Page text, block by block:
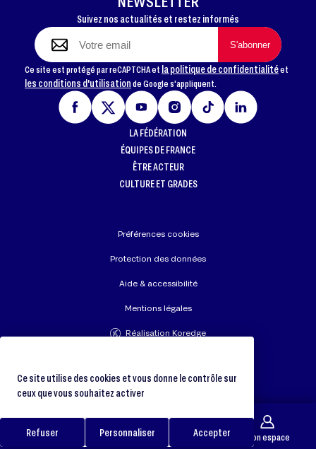
Galerie Trouver un club Boutique Mon espace
Suivez nos actualités et restez informés
Ce site est protégé par reCAPTCHA et la politique de confidentialitéet
les conditions d'utilisationde Google s'appliquent.
LA FÉDÉRATION
ÉQUIPES DE FRANCE
ÊTRE ACTEUR
CULTURE ET GRADES
Préférences cookies
Protection des données
Aide & accessibilité
Mentions légales
Réalisation Koredge
Ce site utilise des cookies et vous donne le contrôle sur
ceux que vous souhaitez activer
Accepter
Refuser Personnaliser